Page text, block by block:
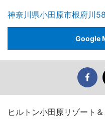
神奈川県小田原市根府川
Google
ヒルトン小田原リゾート